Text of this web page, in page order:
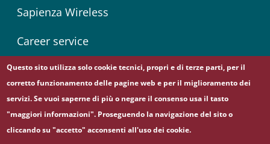
Sapienza Wireless
Career service
Seguici su
Facebook
Twitter
Questo sito utilizza solo cookie tecnici, propri e di terze parti, per il
corretto funzionamento delle pagine web e per il miglioramento dei
servizi. Se vuoi saperne di più o negare il consenso usa il tasto
"maggiori informazioni". Proseguendo la navigazione del sito o
cliccando su "accetto" acconsenti all'uso dei cookie.